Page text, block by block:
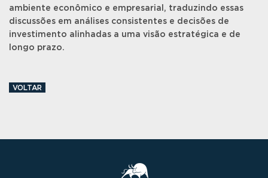
ambiente econômico e empresarial, traduzindo essas
discussões em análises consistentes e decisões de
investimento alinhadas a uma visão estratégica e de
longo prazo.
VOLTAR